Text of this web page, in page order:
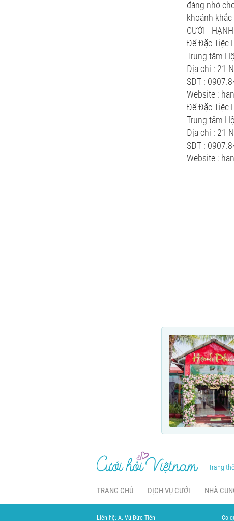
đáng nhớ
khoảnh
CƯỚI -
Để Đặc Tiệc
Trung tâm
Địa chỉ : 21
SĐT :
Website :
Để Đặc Tiệc
Trung tâm
Địa chỉ : 21
SĐT :
Website :
Trang
TRANG CHỦ DỊCH VỤ CƯỚI NHÀ
Liên hệ: A. Vũ Đức Tiên Cơ